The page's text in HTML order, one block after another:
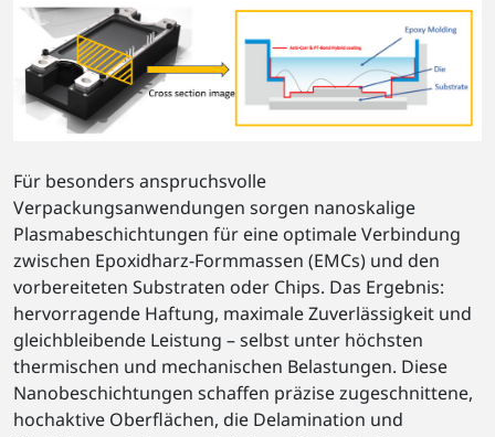
Für besonders anspruchsvolle
Verpackungsanwendungen sorgen nanoskalige
Plasmabeschichtungen für eine optimale Verbindung
zwischen Epoxidharz-Formmassen (EMCs) und den
vorbereiteten Substraten oder Chips. Das Ergebnis:
hervorragende Haftung, maximale Zuverlässigkeit und
gleichbleibende Leistung – selbst unter höchsten
thermischen und mechanischen Belastungen. Diese
Nanobeschichtungen schaffen präzise zugeschnittene,
hochaktive Oberflächen, die Delamination und